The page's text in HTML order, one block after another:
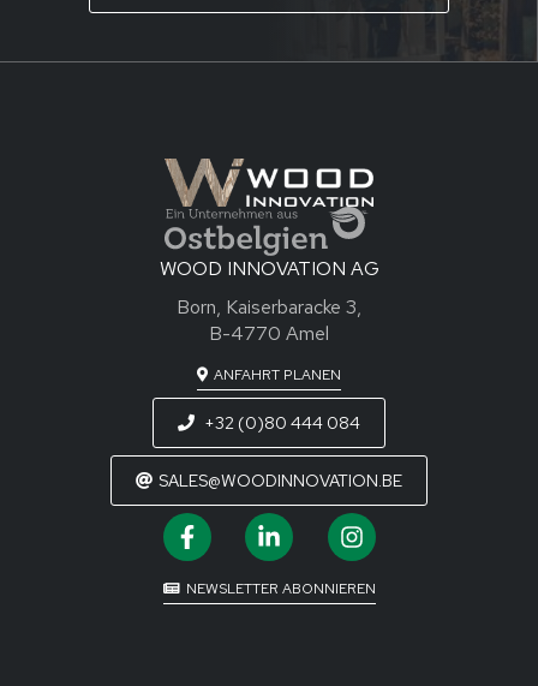
WOOD INNOVATION AG
Born, Kaiserbaracke 3,
B-4770 Amel
ANFAHRT PLANEN
+32 (0)80 444 084
SALES@WOODINNOVATION.BE
NEWSLETTER ABONNIEREN